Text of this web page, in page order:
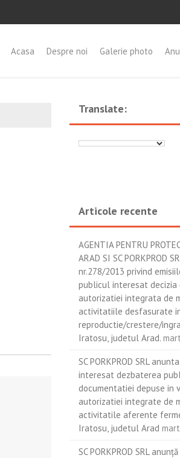
Acasa Despre noi Galerie photo
Translate:
Articole recente
AGENTIA PENTRU
ARAD SI SC PORKPROD
nr.278/2013 privind
publicul interesat decizia
autorizatiei integrata de
activitatiile desfasurate
reproductie/crestere/
Iratosu, judetul Arad.
SC PORKPROD SRL
interesat dezbaterea
documentatiei depuse in
autorizatiei integrate de
activitatile aferente
Iratosu, judetul Arad
SC PORKPROD SRL